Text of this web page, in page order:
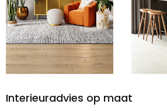
Interieuradvies op maat